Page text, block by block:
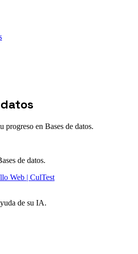
datos
progreso en Bases de datos.
de datos.
Web | CulTest
de su IA.